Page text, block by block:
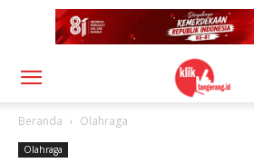
Beranda Olahraga
Olahraga